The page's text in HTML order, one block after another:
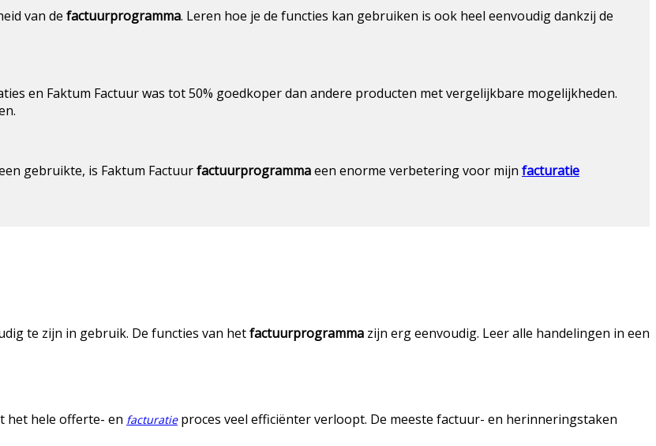
van de factuurprogramma. Leren hoe je de functies kan gebruiken is ook heel eenvoudig dankzij de
en Faktum Factuur was tot 50% goedkoper dan andere producten met vergelijkbare mogelijkheden.
gebruikte, is Faktum Factuurfactuurprogrammaeen enorme verbetering voor mijn facturatie
te zijn in gebruik. De functies van hetfactuurprogramma zijn erg eenvoudig. Leer alle handelingen in een
het hele offerte- en facturatieproces veel efficiënter verloopt. De meeste factuur- en herinneringstaken